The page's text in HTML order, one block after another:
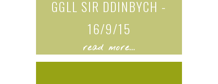
GGLL SIR DDINBYCH -
16/9/15
read more...